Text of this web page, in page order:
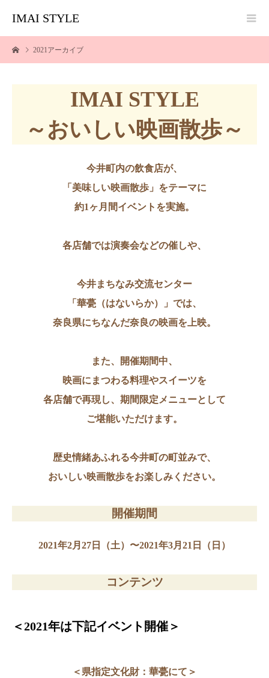
IMAI STYLE
2021アーカイブ
IMAI STYLE
～おいしい映画散歩～
今井町内の飲食店が、
「美味しい映画散歩」をテーマに
約1ヶ月間イベントを実施。
各店舗では演奏会などの催しや、
今井まちなみ交流センター
「華甍（はないらか）」では、
奈良県にちなんだ奈良の映画を上映。
また、開催期間中、
映画にまつわる料理やスイーツを
各店舗で再現し、期間限定メニューとして
ご堪能いただけます。
歴史情緒あふれる今井町の町並みで、
おいしい映画散歩をお楽しみください。
開催期間
2021年2月27日（土）〜2021年3月21日（日）
コンテンツ
＜2021年は下記イベント開催＞
＜県指定文化財：華甍にて＞